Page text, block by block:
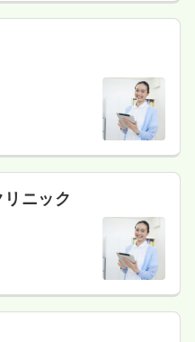
一般病院
一時募集休止
ヶ月
詳細を見る
ニック